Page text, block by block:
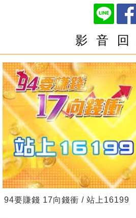
影 音 回
94要賺錢 17向錢衝 / 站上16199